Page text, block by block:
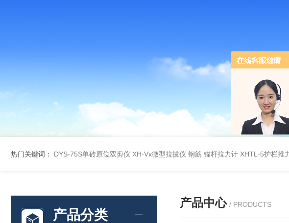
热门关键词： DYS-75S单砖原位双剪仪 XH-Vx微型拉拔仪 钢筋 锚杆拉力计 XHTL-5护栏推
产品分类
产品中心 / PRODUCTS